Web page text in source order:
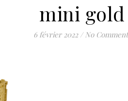
mini gold
6 février 2022 / No